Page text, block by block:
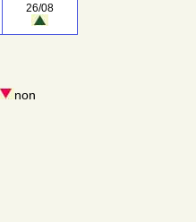
26/08
non